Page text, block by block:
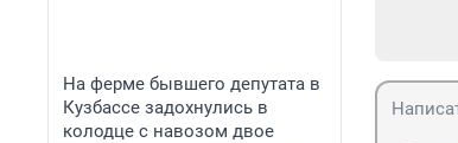
На ферме бывшего депутата в
Кузбассе задохнулись в
колодце с навозом двое